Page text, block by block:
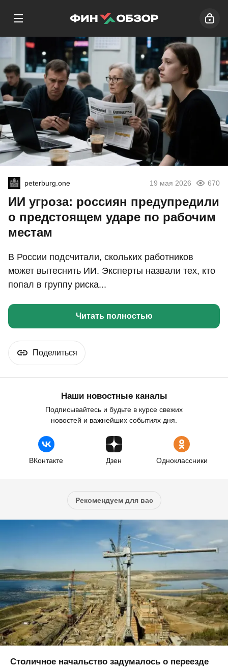
peterburg.one 19 мая 2026 670
ИИ угроза: россиян предупредили
о предстоящем ударе по рабочим
местам
В России подсчитали, скольких работников
может вытеснить ИИ. Эксперты назвали тех, кто
попал в группу риска...
Читать полностью
Поделиться
Наши новостные каналы
Подписывайтесь и будьте в курсе свежих
новостей и важнейших событиях дня.
ВКонтакте Дзен Одноклассники
Рекомендуем для вас
Столичное начальство задумалось о переезде